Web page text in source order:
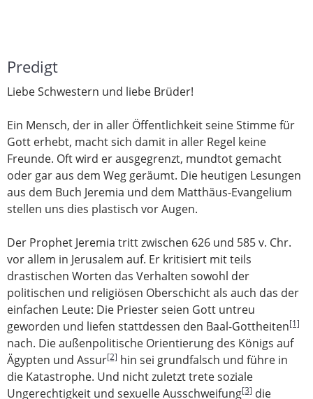
Predigt
Liebe Schwestern und liebe Brüder!
Ein Mensch, der in aller Öffentlichkeit seine Stimme für
Gott erhebt, macht sich damit in aller Regel keine
Freunde. Oft wird er ausgegrenzt, mundtot gemacht
oder gar aus dem Weg geräumt. Die heutigen Lesungen
aus dem Buch Jeremia und dem Matthäus-Evangelium
stellen uns dies plastisch vor Augen.
Der Prophet Jeremia tritt zwischen 626 und 585 v. Chr.
vor allem in Jerusalem auf. Er kritisiert mit teils
drastischen Worten das Verhalten sowohl der
politischen und religiösen Oberschicht als auch das der
einfachen Leute: Die Priester seien Gott untreu
geworden und liefen stattdessen den Baal-Gottheiten[1]
nach. Die außenpolitische Orientierung des Königs auf
Ägypten und Assur[2] hin sei grundfalsch und führe in
die Katastrophe. Und nicht zuletzt trete soziale
Ungerechtigkeit und sexuelle Ausschweifung[3] die